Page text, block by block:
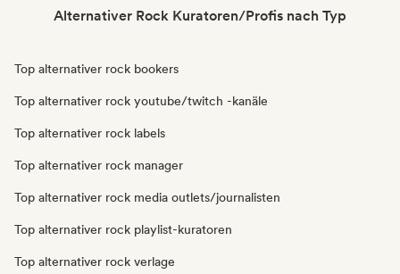
Alternativer Rock Kuratoren/Profis nach Typ
Top alternativer rock bookers
Top alternativer rock youtube/twitch -kanäle
Top alternativer rock labels
Top alternativer rock manager
Top alternativer rock media outlets/journalisten
Top alternativer rock playlist-kuratoren
Top alternativer rock verlage